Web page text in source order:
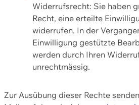
Widerrufsrecht: Sie haben
Recht, eine erteilte
widerrufen. In der
Einwilligung gestützte
werden durch Ihren
unrechtmässig.
Zur Ausübung dieser Rechte